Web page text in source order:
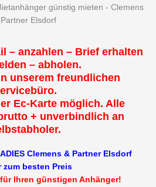
günstig mieten - Clemens
Elsdorf
– anzahlen – Brief erhalten
– abholen.
unserem freundlichen
Ec-Karte möglich. Alle
+ unverbindlich an
Clemens & Partner Elsdorf
zum besten Preis
Ihren günstigen Anhänger!